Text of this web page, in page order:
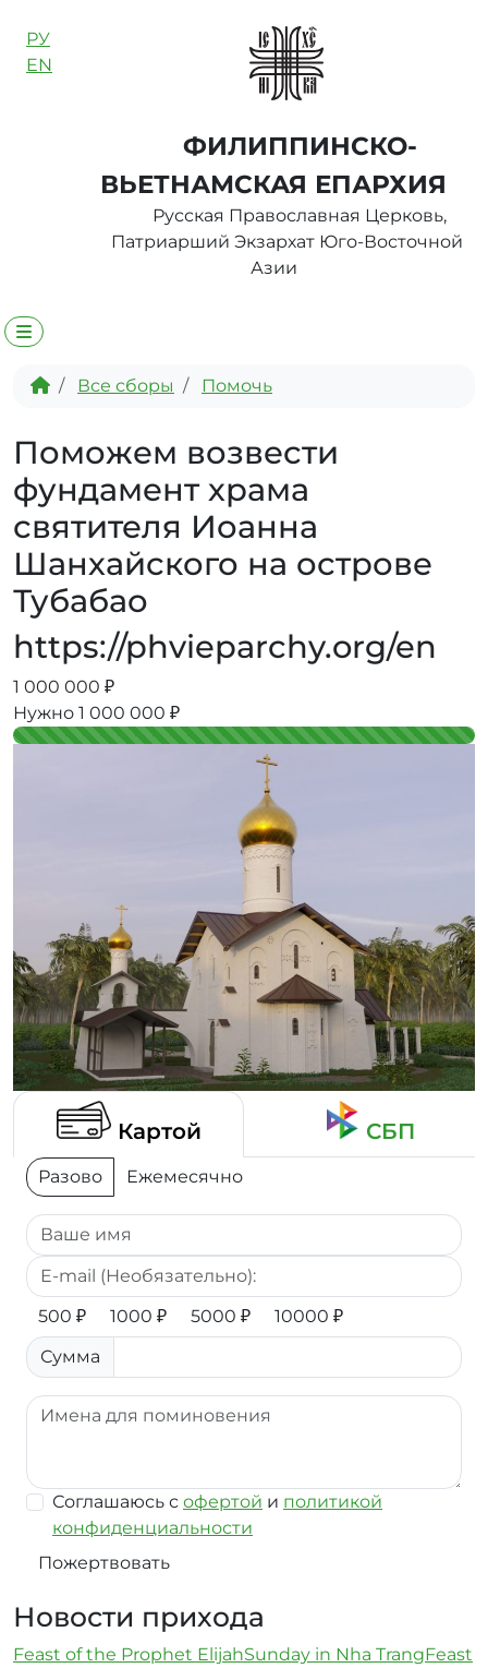
РУ
EN
ФИЛИППИНСКО-
ВЬЕТНАМСКАЯ ЕПАРХИЯ
Русская Православная Церковь,
Патриарший Экзархат Юго-Восточной
Азии
Menu
HomeВсе сборы Помочь
Поможем возвести
фундамент храма
святителя Иоанна
Шанхайского на острове
Тубабао
https://phvieparchy.org/en
1 000 000 ₽
Нужно 1 000 000 ₽
Картой СБП
Разово Ежемесячно
500 ₽ 1000 ₽ 5000 ₽
10000 ₽
Сумма
Соглашаюсь с офертой и политикой
конфиденциальности
Пожертвовать
Новости прихода
Feast of the Prophet ElijahSunday in Nha TrangFeast